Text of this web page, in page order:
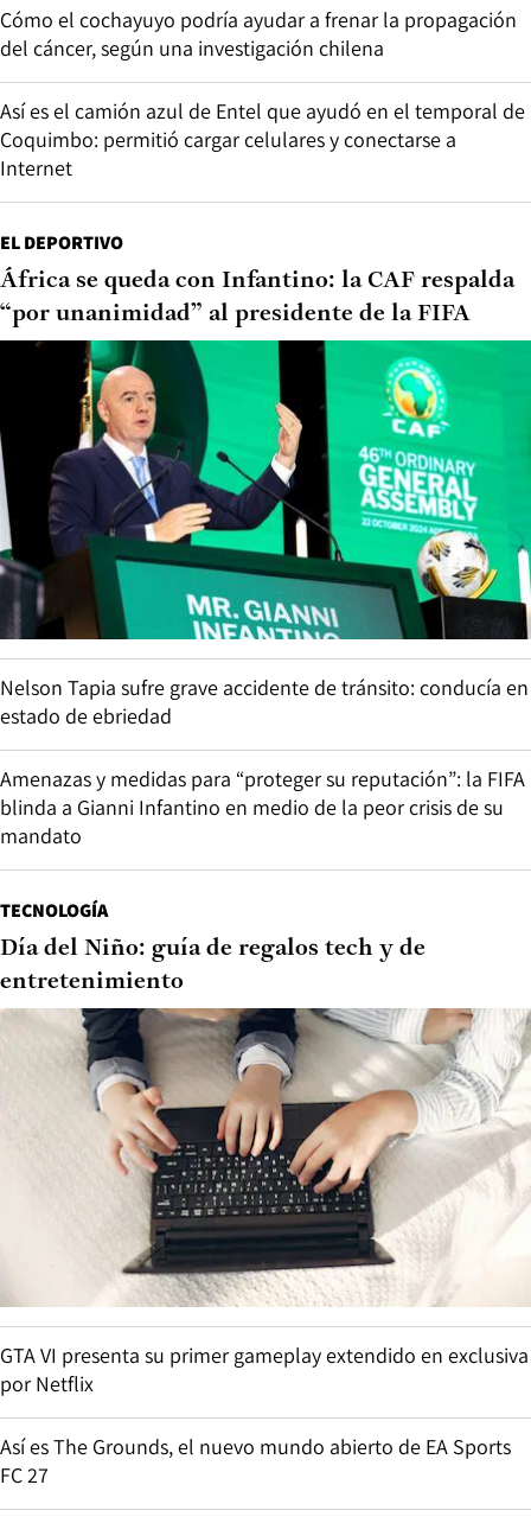
Cómo el cochayuyo podría ayudar a frenar la propagación
del cáncer, según una investigación chilena
Así es el camión azul de Entel que ayudó en el temporal de
Coquimbo: permitió cargar celulares y conectarse a
Internet
EL DEPORTIVO
África se queda con Infantino: la CAF respalda
“por unanimidad” al presidente de la FIFA
Nelson Tapia sufre grave accidente de tránsito: conducía en
estado de ebriedad
Amenazas y medidas para “proteger su reputación”: la FIFA
blinda a Gianni Infantino en medio de la peor crisis de su
mandato
TECNOLOGÍA
Día del Niño: guía de regalos tech y de
entretenimiento
GTA VI presenta su primer gameplay extendido en exclusiva
por Netflix
Así es The Grounds, el nuevo mundo abierto de EA Sports
FC 27